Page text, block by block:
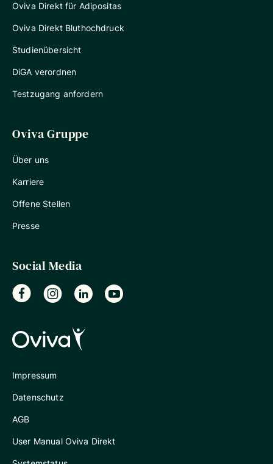
Oviva Direkt für Adipositas
Oviva Direkt Bluthochdruck
Studienübersicht
DiGA verordnen
Testzugang anfordern
Oviva Gruppe
Über uns
Karriere
Offene Stellen
Presse
Social Media
Impressum
Datenschutz
AGB
User Manual Oviva Direkt